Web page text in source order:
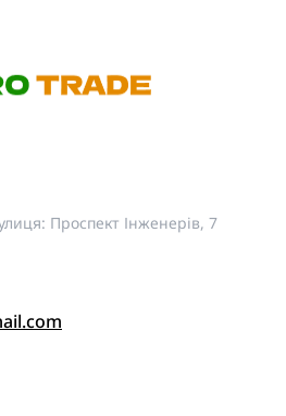
Проспект Інженерів, 7